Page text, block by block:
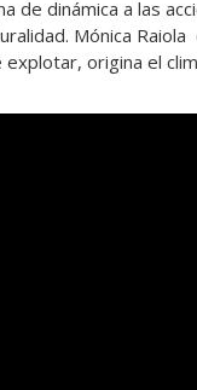
de dinámica a las
Mónica
origina el